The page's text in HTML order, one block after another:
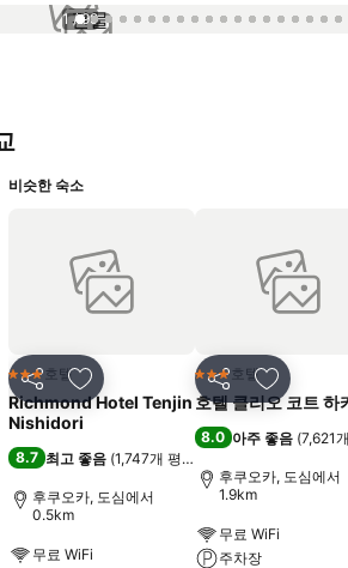
1 / 99
비슷한 숙소
공유 즐겨찾기에 추가
3 성급호텔
Richmond Hotel Tenjin
Nishidori
8.7 최고 좋음 (1,747개 평점
후쿠오카, 도심에서
0.5km
무료 WiFi
공유 즐겨찾기
3 성급호텔
호텔 클리오 코트 하
8.0 아주 좋음 (7,621
후쿠오카, 도심에서
1.9km
무료 WiFi
주차장